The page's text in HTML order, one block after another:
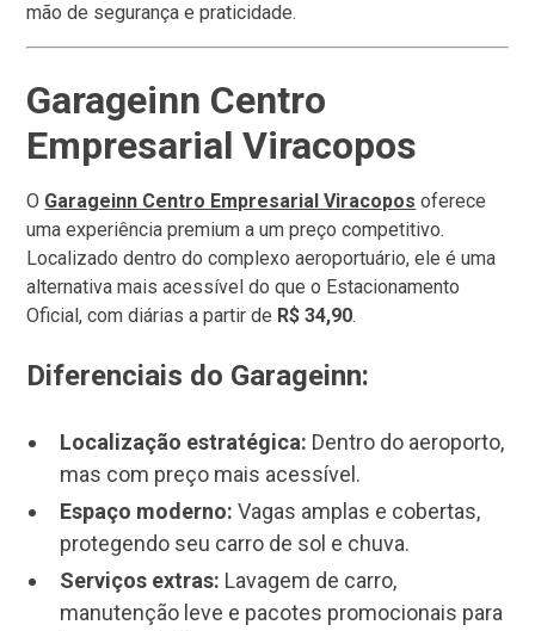
mão de segurança e praticidade.
Garageinn Centro
Empresarial Viracopos
O Garageinn Centro Empresarial Viracopos oferece
uma experiência premium a um preço competitivo.
Localizado dentro do complexo aeroportuário, ele é uma
alternativa mais acessível do que o Estacionamento
Oficial, com diárias a partir de R$ 34,90.
Diferenciais do Garageinn:
Localização estratégica: Dentro do aeroporto,
mas com preço mais acessível.
Espaço moderno: Vagas amplas e cobertas,
protegendo seu carro de sol e chuva.
Serviços extras: Lavagem de carro,
manutenção leve e pacotes promocionais para